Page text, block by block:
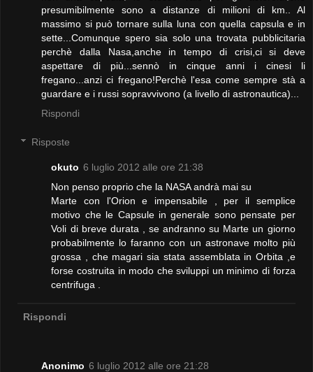
presumibilmente sono a distanze di milioni di km.. Al
massimo si può tornare sulla luna con quella capsula e in
sette...Comunque spero sia solo una trovata pubblicitaria
perchè dalla Nasa,anche in tempo di crisi,ci si deve
aspettare di più...sennò in cinque anni i cinesi li
fregano...anzi ci fregano!Perchè l'esa come sempre stà a
guardare e i russi sopravvivono (a livello di astronautica)...
Rispondi
Risposte
okuto 6 luglio 2012 alle ore 21:38
Non penso proprio che la NASA andrà mai su
Marte con l'Orion e impensabile , per il semplice
motivo che le Capsule in generale sono pensate per
Voli di breve durata , se andranno su Marte un giorno
probabilmente lo faranno con un astronave molto più
grossa , che magari sia stata assemblata in Orbita ,e
forse costruita in modo che sviluppi un minimo di forza
centrifuga .
Rispondi
Anonimo 6 luglio 2012 alle ore 21:28